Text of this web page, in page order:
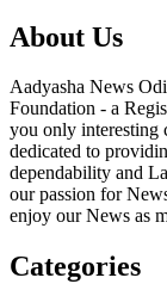
About Us
Aadyasha News
Foundation - a
you only interesting
dedicated to
dependability and
our passion for
enjoy our News as
Categories